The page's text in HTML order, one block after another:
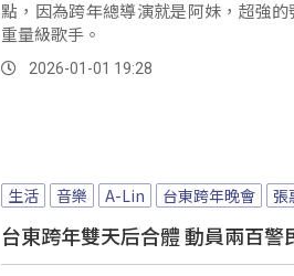
點，因為跨年總導演就是阿妹，超強
重量級歌手。
2026-01-01 19:28
生活 音樂 A-Lin 台東跨年晚會 張
台東跨年雙天后合體 動員兩百警